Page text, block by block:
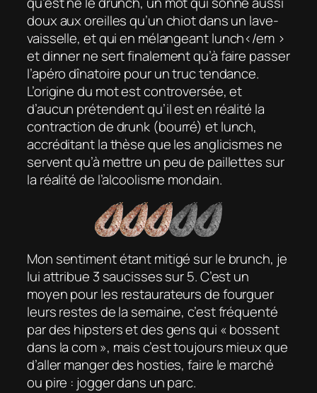
doux aux oreilles qu’un chiot dans un lave-
vaisselle, et qui en mélangeantlunch</em >
etdinnerne sert finalement qu’à faire passer
l’apéro dînatoire pour un truc tendance.
L’origine du mot est controversée, et
d’aucun prétendent qu’il est en réalité la
contraction dedrunk (bourré) etlunch,
accréditant la thèse que les anglicismes ne
servent qu’à mettre un peu de paillettes sur
la réalité de l’alcoolisme mondain.
Mon sentiment étant mitigé sur le brunch, je
lui attribue 3 saucisses sur 5. C’est un
moyen pour les restaurateurs de fourguer
leurs restes de la semaine, c’est fréquenté
par des hipsters et des gens qui « bossent
dans la com », mais c’est toujours mieux que
d’aller manger des hosties, faire le marché
ou pire : jogger dans un parc.